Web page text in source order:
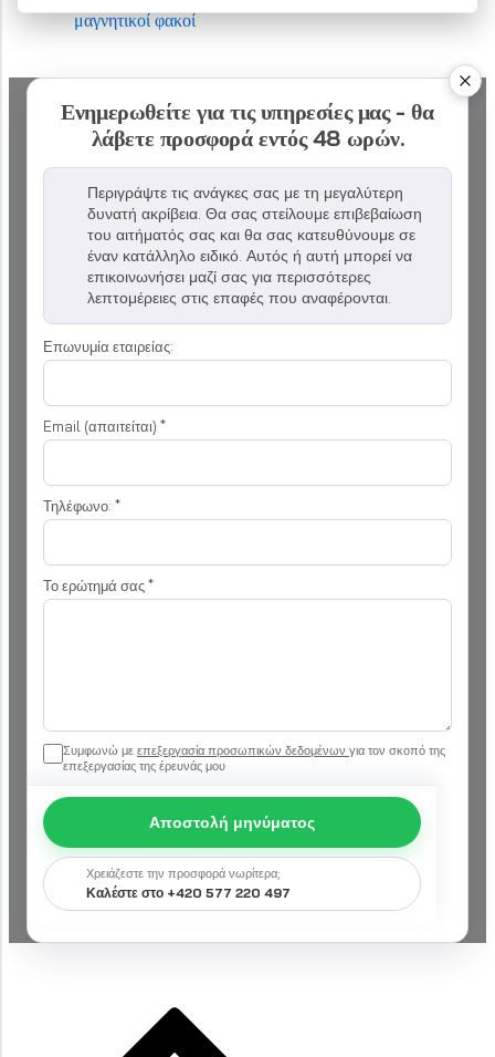
Ενημερωθείτε για τις υπηρεσίες μας - θα
λάβετε προσφορά εντός 48 ωρών.
Περιγράψτε τις ανάγκες σας με τη μεγαλύτερη
δυνατή ακρίβεια. Θα σας στείλουμε επιβεβαίωση
του αιτήματός σας και θα σας κατευθύνουμε σε
έναν κατάλληλο ειδικό. Αυτός ή αυτή μπορεί να
επικοινωνήσει μαζί σας για περισσότερες
λεπτομέρειες στις επαφές που αναφέρονται.
Επωνυμία εταιρείας:
Email (απαιτείται) *
Τηλέφωνο: *
Το ερώτημά σας*
Συμφωνώ με επεξεργασία προσωπικών δεδομένων για τον σκοπό της
επεξεργασίας της έρευνάς μου
Αποστολή μηνύματος
Χρειάζεστε την προσφορά νωρίτερα;
Καλέστε στο +420 577 220 497